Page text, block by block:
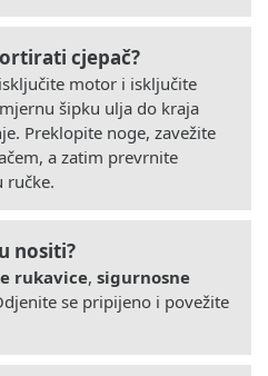
cjepač?
motor i isključite
šipku ulja do kraja
Preklopite noge, zavežite
a zatim prevrnite
ručke.
nositi?
rukavice, sigurnosne
se pripijeno i povežite